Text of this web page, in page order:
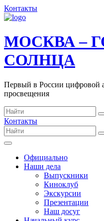
Контакты
МОСКВА –
СОЛНЦА
Первый в России цифровой
просвещения
Контакты
Официально
Наши дела
Выпускники
Киноклуб
Экскурсии
Презентации
Наш досуг